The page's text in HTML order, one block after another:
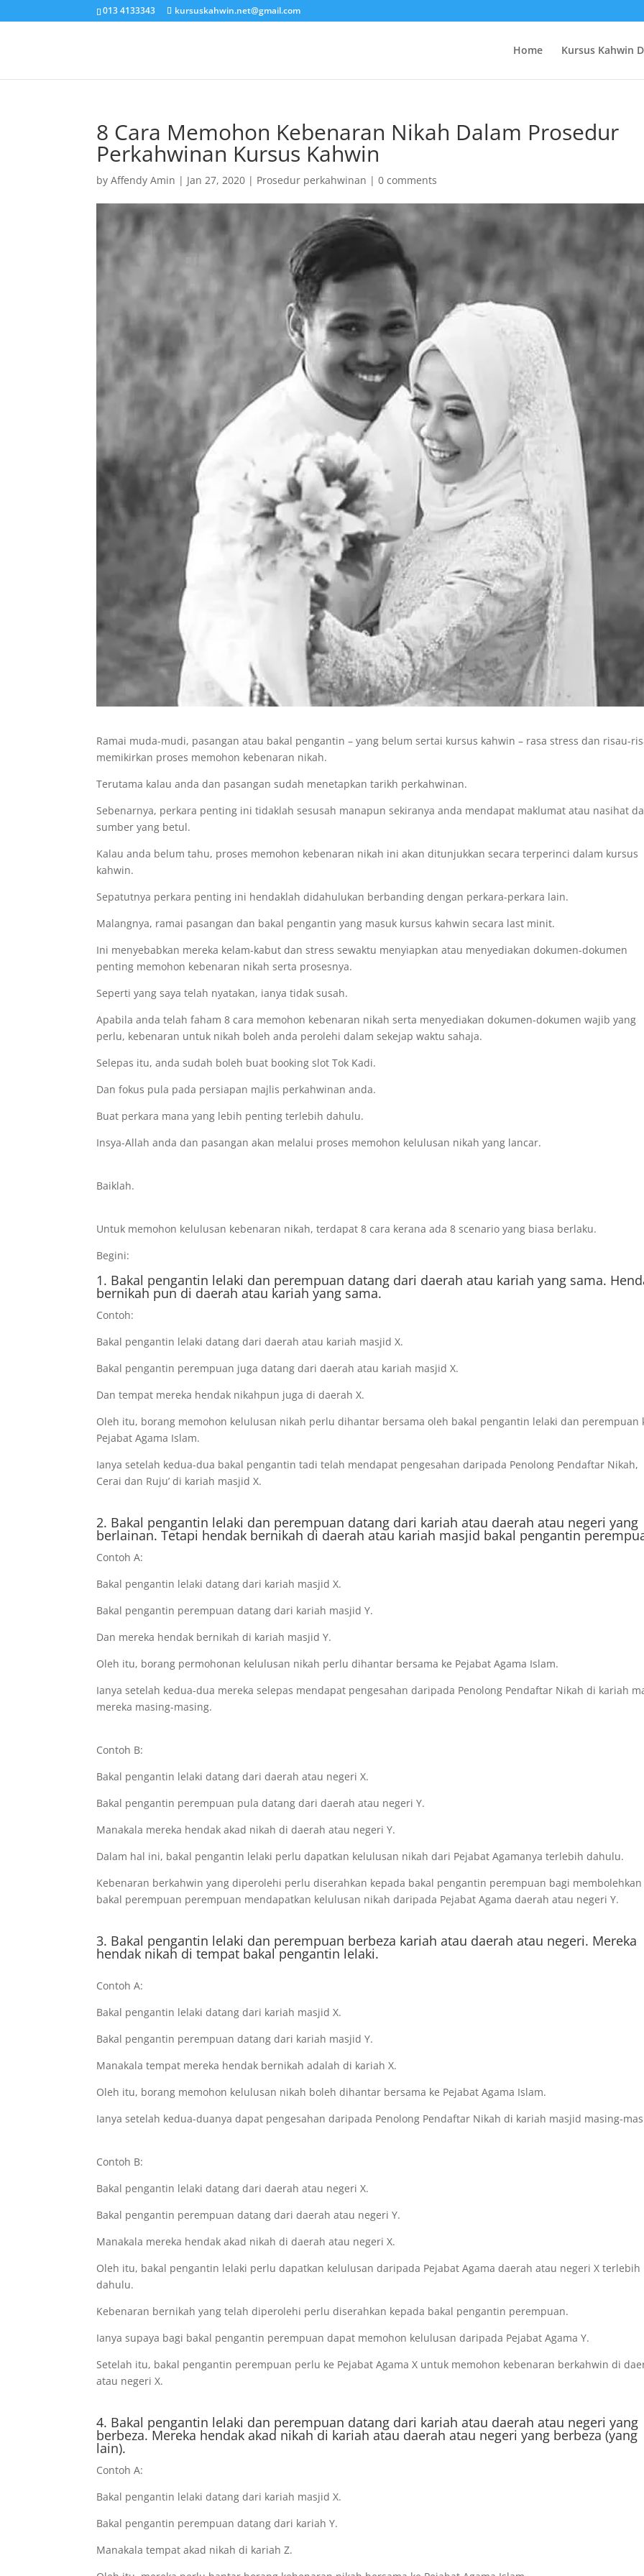
013 4133343 kursuskahwin.net@gmail.com
Home Kursus Kahwin
8 Cara Memohon Kebenaran Nikah Dalam Prosedur
Perkahwinan Kursus Kahwin
byAffendy Amin | Jan 27, 2020 | Prosedur perkahwinan |0 comments
Ramai muda-mudi, pasangan atau bakal pengantin – yang belum sertai kursus kahwin – rasa stress dan risau-
memikirkan proses memohon kebenaran nikah.
Terutama kalau anda dan pasangan sudah menetapkan tarikh perkahwinan.
Sebenarnya, perkara penting ini tidaklah sesusah manapun sekiranya anda mendapat maklumat atau nasihat
sumber yang betul.
Kalau anda belum tahu, proses memohon kebenaran nikah ini akan ditunjukkan secara terperinci dalam kursus
kahwin.
Sepatutnya perkara penting ini hendaklah didahulukan berbanding dengan perkara-perkara lain.
Malangnya, ramai pasangan dan bakal pengantin yang masuk kursus kahwin secara last minit.
Ini menyebabkan mereka kelam-kabut dan stress sewaktu menyiapkan atau menyediakan dokumen-dokumen
penting memohon kebenaran nikah serta prosesnya.
Seperti yang saya telah nyatakan, ianya tidak susah.
Apabila anda telah faham 8 cara memohon kebenaran nikah serta menyediakan dokumen-dokumen wajib yang
perlu, kebenaran untuk nikah boleh anda perolehi dalam sekejap waktu sahaja.
Selepas itu, anda sudah boleh buat booking slot Tok Kadi.
Dan fokus pula pada persiapan majlis perkahwinan anda.
Buat perkara mana yang lebih penting terlebih dahulu.
Insya-Allah anda dan pasangan akan melalui proses memohon kelulusan nikah yang lancar.
Baiklah.
Untuk memohon kelulusan kebenaran nikah, terdapat 8 cara kerana ada 8 scenario yang biasa berlaku.
Begini:
1. Bakal pengantin lelaki dan perempuan datang dari daerah atau kariah yang sama.
bernikah pun di daerah atau kariah yang sama.
Contoh:
Bakal pengantin lelaki datang dari daerah atau kariah masjid X.
Bakal pengantin perempuan juga datang dari daerah atau kariah masjid X.
Dan tempat mereka hendak nikahpun juga di daerah X.
Oleh itu, borang memohon kelulusan nikah perlu dihantar bersama oleh bakal pengantin lelaki dan perempuan
Pejabat Agama Islam.
Ianya setelah kedua-dua bakal pengantin tadi telah mendapat pengesahan daripada Penolong Pendaftar Nikah,
Cerai dan Ruju’ di kariah masjid X.
2. Bakal pengantin lelaki dan perempuan datang dari kariah atau daerah atau negeri yang
berlainan. Tetapi hendak bernikah di daerah atau kariah masjid bakal pengantin
Contoh A:
Bakal pengantin lelaki datang dari kariah masjid X.
Bakal pengantin perempuan datang dari kariah masjid Y.
Dan mereka hendak bernikah di kariah masjid Y.
Oleh itu, borang permohonan kelulusan nikah perlu dihantar bersama ke Pejabat Agama Islam.
Ianya setelah kedua-dua mereka selepas mendapat pengesahan daripada Penolong Pendaftar Nikah di kariah
mereka masing-masing.
Contoh B:
Bakal pengantin lelaki datang dari daerah atau negeri X.
Bakal pengantin perempuan pula datang dari daerah atau negeri Y.
Manakala mereka hendak akad nikah di daerah atau negeri Y.
Dalam hal ini, bakal pengantin lelaki perlu dapatkan kelulusan nikah dari Pejabat Agamanya terlebih dahulu.
Kebenaran berkahwin yang diperolehi perlu diserahkan kepada bakal pengantin perempuan bagi membolehkan
bakal perempuan perempuan mendapatkan kelulusan nikah daripada Pejabat Agama daerah atau negeri Y.
3. Bakal pengantin lelaki dan perempuan berbeza kariah atau daerah atau negeri. Mereka
hendak nikah di tempat bakal pengantin lelaki.
Contoh A:
Bakal pengantin lelaki datang dari kariah masjid X.
Bakal pengantin perempuan datang dari kariah masjid Y.
Manakala tempat mereka hendak bernikah adalah di kariah X.
Oleh itu, borang memohon kelulusan nikah boleh dihantar bersama ke Pejabat Agama Islam.
Ianya setelah kedua-duanya dapat pengesahan daripada Penolong Pendaftar Nikah di kariah masjid masing-
Contoh B:
Bakal pengantin lelaki datang dari daerah atau negeri X.
Bakal pengantin perempuan datang dari daerah atau negeri Y.
Manakala mereka hendak akad nikah di daerah atau negeri X.
Oleh itu, bakal pengantin lelaki perlu dapatkan kelulusan daripada Pejabat Agama daerah atau negeri X terlebih
dahulu.
Kebenaran bernikah yang telah diperolehi perlu diserahkan kepada bakal pengantin perempuan.
Ianya supaya bagi bakal pengantin perempuan dapat memohon kelulusan daripada Pejabat Agama Y.
Setelah itu, bakal pengantin perempuan perlu ke Pejabat Agama X untuk memohon kebenaran berkahwin di
atau negeri X.
4. Bakal pengantin lelaki dan perempuan datang dari kariah atau daerah atau negeri yang
berbeza. Mereka hendak akad nikah di kariah atau daerah atau negeri yang berbeza (yang
lain).
Contoh A:
Bakal pengantin lelaki datang dari kariah masjid X.
Bakal pengantin perempuan datang dari kariah Y.
Manakala tempat akad nikah di kariah Z.